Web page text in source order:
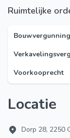
Ruimtelijke
Bouwvergunning
Voorkooprecht
Locatie
Dorp 28, 2250